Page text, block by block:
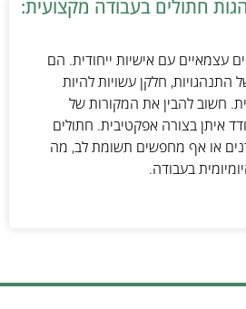
חתולים בעבודה מקצועית:
עצמאיים עם אישיות ייחודית. הם
התנהגויות, חלקן עשויות להיות
חשוב להבין את המקורות של
איתן בצורה אפקטיבית. חתולים
או אף מחפשים תשומת לב, מה
בעבודה.